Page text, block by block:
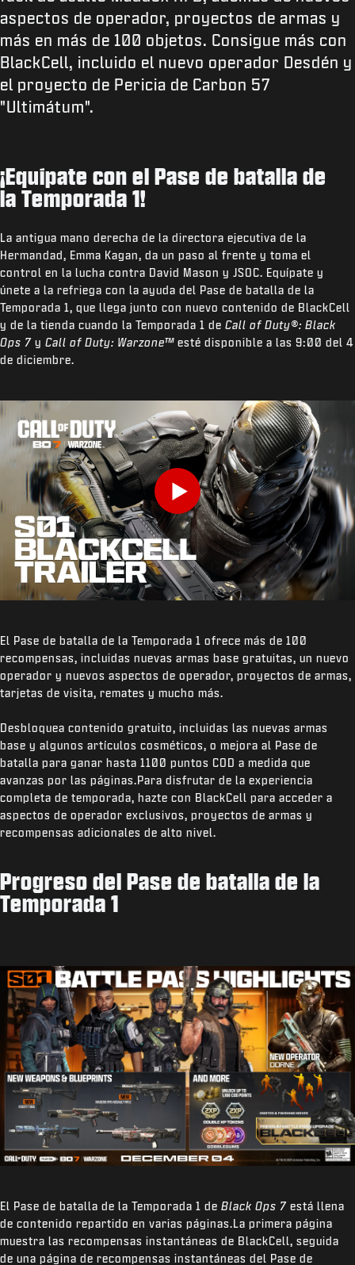
aspectos de operador, proyectos de armas y
más en más de 100 objetos. Consigue más con
BlackCell, incluido el nuevo operador Desdén y
el proyecto de Pericia de Carbon 57
"Ultimátum".
¡Equípate con el Pase de batalla de
la Temporada 1!
La antigua mano derecha de la directora ejecutiva de la
Hermandad, Emma Kagan, da un paso al frente y toma el
control en la lucha contra David Mason y JSOC. Equípate y
únete a la refriega con la ayuda del Pase de batalla de la
Temporada 1, que llega junto con nuevo contenido de BlackCell
y de la tienda cuando la Temporada 1 de Call of Duty®: Black
Ops 7 y Call of Duty: Warzone™ esté disponible a las 9:00 del 4
de diciembre.
Play
El Pase de batalla de la Temporada 1 ofrece más de 100
recompensas, incluidas nuevas armas base gratuitas, un nuevo
operador y nuevos aspectos de operador, proyectos de armas,
tarjetas de visita, remates y mucho más.
Desbloquea contenido gratuito, incluidas las nuevas armas
base y algunos artículos cosméticos, o mejora al Pase de
batalla para ganar hasta 1100 puntos COD a medida que
avanzas por las páginas.Para disfrutar de la experiencia
completa de temporada, hazte con BlackCell para acceder a
aspectos de operador exclusivos, proyectos de armas y
recompensas adicionales de alto nivel.
Progreso del Pase de batalla de la
Temporada 1
El Pase de batalla de la Temporada 1 de Black Ops 7 está llena
de contenido repartido en varias páginas.La primera página
muestra las recompensas instantáneas de BlackCell, seguida
de una página de recompensas instantáneas del Pase de